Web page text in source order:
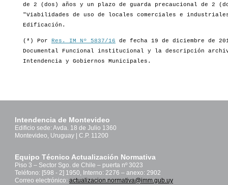
de 2 (dos) años y un plazo de guarda precaucional de 2
"Viabilidades de uso de locales comerciales e
Edificación.
(*) Por Res. IM Nº 5837/16 de fecha 19 de diciembre de
Documental Funcional institucional y la descripción
Intendencia y Gobiernos Municipales.
Intendencia de Montevideo
Edificio sede: Avda. 18 de Julio 1360
Montevideo, Uruguay | C.P. 11200
Equipo Técnico Actualización Normativa
Piso 3 – Sector Sgo. de Chile – puerta nº 3023
Teléfono: [598 - 2] 1950, Interno: 2276 – anexo: 2902
Correo electrónico: actualizacion.normativa@imm.gub.uy